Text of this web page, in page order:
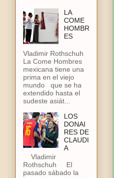
LA
COME
HOMBR
ES
Vladimir Rothschuh
La Come Hombres
mexicana tiene una
prima en el viejo
mundo que se ha
extendido hasta el
sudeste asiát...
LOS
DONAI
RES DE
CLAUDI
A
Vladimir
Rothschuh El
pasado sábado la